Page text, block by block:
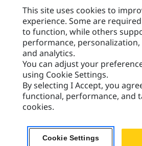
Moje Preferencje Marketingowe
Site Map
Cookie Settings
Legal
Privacy
Europe - Polish© 2026 Caterpillar. Wszelkie
This site uses cookies to
experience. Some are
to function, while others
performance,
and analytics.
You can adjust your
using Cookie Settings.
By selecting I Accept, you
functional, performance, and
cookies.
Cookie Settings